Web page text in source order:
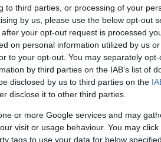
to third parties, or processing of your
by us, please use the below opt-out
your opt-out request is processed
on personal information utilized by us
to your opt-out. You may separately
by third parties on the IAB’s list of
disclosed by us to third parties on the
disclose it to other third parties.
or more Google services and may
visit or usage behaviour. You may
tags to use your data for below
σε τροχιά ισχυρής ανάκαμψης
στο πεδίο των
από επαναφορά
στη χρηματοδότηση. Όμως,
συναλλαγών και την
Το διεθνές
στο παγκόσμιο εμπόριο και